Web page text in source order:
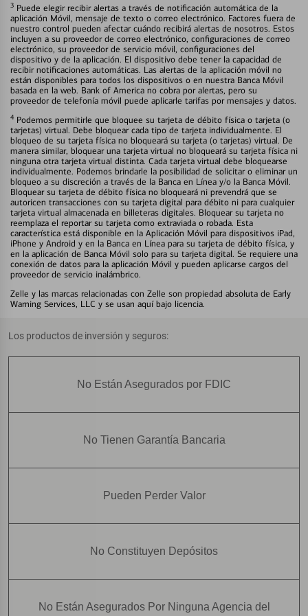
3 Puede elegir recibir alertas a través de notificación automática de la
aplicación Móvil, mensaje de texto o correo electrónico. Factores fuera de
nuestro control pueden afectar cuándo recibirá alertas de nosotros. Estos
incluyen a su proveedor de correo electrónico, configuraciones de correo
electrónico, su proveedor de servicio móvil, configuraciones del
dispositivo y de la aplicación. El dispositivo debe tener la capacidad de
recibir notificaciones automáticas. Las alertas de la aplicación móvil no
están disponibles para todos los dispositivos o en nuestra Banca Móvil
basada en la web. Bank of America no cobra por alertas, pero su
proveedor de telefonía móvil puede aplicarle tarifas por mensajes y datos.
4 Podemos permitirle que bloquee su tarjeta de débito física o tarjeta (o
tarjetas) virtual. Debe bloquear cada tipo de tarjeta individualmente. El
bloqueo de su tarjeta física no bloqueará su tarjeta (o tarjetas) virtual. De
manera similar, bloquear una tarjeta virtual no bloqueará su tarjeta física ni
ninguna otra tarjeta virtual distinta. Cada tarjeta virtual debe bloquearse
individualmente. Podemos brindarle la posibilidad de solicitar o eliminar un
bloqueo a su discreción a través de la Banca en Línea y/o la Banca Móvil.
Bloquear su tarjeta de débito física no bloqueará ni prevendrá que se
autoricen transacciones con su tarjeta digital para débito ni para cualquier
tarjeta virtual almacenada en billeteras digitales. Bloquear su tarjeta no
reemplaza el reportar su tarjeta como extraviada o robada. Esta
característica está disponible en la Aplicación Móvil para dispositivos iPad,
iPhone y Android y en la Banca en Línea para su tarjeta de débito física, y
en la aplicación de Banca Móvil solo para su tarjeta digital. Se requiere una
conexión de datos para la aplicación Móvil y pueden aplicarse cargos del
proveedor de servicio inalámbrico.
Zelle y las marcas relacionadas con Zelle son propiedad absoluta de Early
Warning Services, LLC y se usan aquí bajo licencia.
Los productos de inversión y seguros:
No Están Asegurados por FDIC
No Tienen Garantía Bancaria
Pueden Perder Valor
No Constituyen Depósitos
No Están Asegurados Por Ninguna Agencia del